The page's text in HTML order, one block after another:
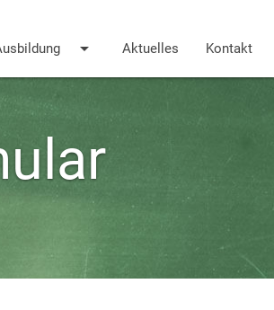
arrow_drop_down Aktuelles Kontakt